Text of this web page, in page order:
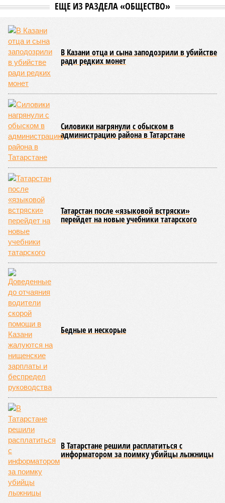
Как следует изматериаловРБК Татарстан, в 2025 году в
зарегистрировались 20 тысяч туристов из Китая, а
бронирования на три летних месяца 2026 года взлетели на
65 процентов год к году.
По данным экспертов, в основном гости из КНР
ориентированы на культурно-познавательный туризм, и их
маршруты совпадают с классическими: безусловными
хитами являются Казанский Кремль и остров-град
Свияжск, однако особый интерес вызывают места,
связанные с именем Ленина, а также аутентичная
атмосфера Старо-татарской слободы и речные прогулки по
Волге. Для удобства туристов в городе уже имеется
информационный портал на китайском языке, работают
аккредитованные гиды-переводчики, а в музеях
планируется активное внедрение аудиогидов на китайском
языке.
Главными сдерживающими факторами для взрывного
роста турпотока остаются логистика и проблема привычной
оплаты: в подавляющем большинстве регионов России
невозможно расплатиться через Alipay и WeChatpay, а
карты UnionPay из-за действующих санкций отклоняются
транзакции, поэтому китайцы везут наличные юани или
оформляют предоплаченные карты. В Российском союзе
туриндустрии отмечают резкий рост доли индивидуальных
туристов и прогнозируют, что основной эффект от
продления безвиза будет заметен осенью при
бронированиях на следующий год, а при благоприятном
сценарии количество визитов из Китая может вырасти на
27-35 процентов по итогам 2026 года.
Ранее сообщалось, что Татарстан в первом полугодии 2026
года продемонстрировал впечатляющий
поставоксельскохозяйственной продукции и
продовольствия в Китайскую Народную Республику, в разы
Срок хранения
брошенных авто в